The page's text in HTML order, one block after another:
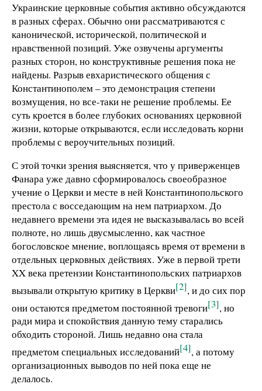
Украинские церковные события активно обсуждаются
в разных сферах. Обычно они рассматриваются с
канонической, исторической, политической и
нравственной позиций. Уже озвучены аргументы
разных сторон, но конструктивные решения пока не
найдены. Разрыв евхаристического общения с
Константинополем – это демонстрация степени
возмущения, но все-таки не решение проблемы. Ее
суть кроется в более глубоких основаниях церковной
жизни, которые открываются, если исследовать корни
проблемы с вероучительных позиций.
С этой точки зрения выясняется, что у приверженцев
Фанара уже давно сформировалось своеобразное
учение о Церкви и месте в ней Константинопольского
престола с восседающим на нем патриархом. До
недавнего времени эта идея не высказывалась во всей
полноте, но лишь двусмысленно, как частное
богословское мнение, воплощаясь время от времени в
отдельных церковных действиях. Уже в первой трети
XX века претензии Константинопольских патриархов
вызывали открытую критику в Церкви[2], и до сих пор
они остаются предметом постоянной тревоги[3], но
ради мира и спокойствия данную тему старались
обходить стороной. Лишь недавно она стала
предметом специальных исследований[4], а потому
организационных выводов по ней пока еще не
делалось.